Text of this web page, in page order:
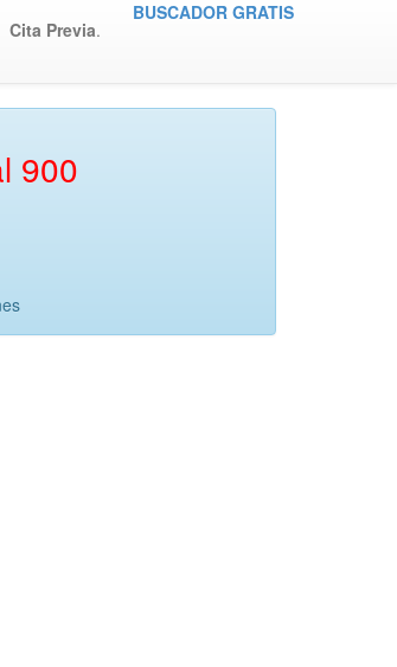
Cita Previa.
BUSCADOR GRATIS
900